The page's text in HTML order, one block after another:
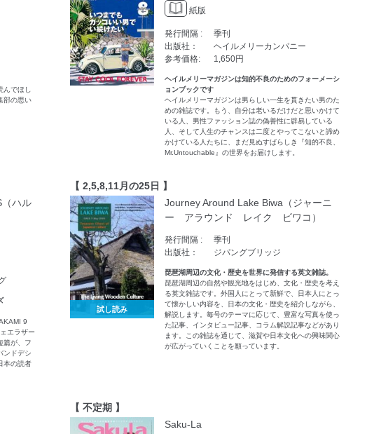
でほし
部の思い
紙版
発行間隔 :
季刊
出版社：
ヘイルメリーカンパニー
参考価格:
1,650円
ヘイルメリーマガジンは知的不良のためのフォーメーシ
ョンブックです
ヘイルメリーマガジンは男らしい一生を貫きたい男のた
めの雑誌です。もう、自分は老いるだけだと思いかけて
いる人、男性ファッション誌の偽善性に辟易している
人、そして人生のチャンスは二度とやってこないと諦め
かけている人たちに、まだ見ぬすばらしき『知的不良、
Mr.Untouchable』の世界をお届けします。
（ハル
9
エラザー
篇が、フ
ンドデシ
本の読者
【 2,5,8,11月の25日 】
試し読み
Journey Around Lake Biwa（ジャーニ
ー アラウンド レイク ビワコ）
発行間隔 :
季刊
出版社：
ジパングブリッジ
琵琶湖周辺の文化・歴史を世界に発信する英文雑誌。
琵琶湖周辺の自然や観光地をはじめ、文化・歴史を考え
る英文雑誌です。外国人にとって新鮮で、日本人にとっ
て懐かしい内容を、日本の文化・歴史を紹介しながら、
解説します。毎号のテーマに応じて、豊富な写真を使っ
た記事、インタビュー記事、コラム解説記事などがあり
ます。この雑誌を通じて、滋賀や日本文化への興味関心
が広がっていくことを願っています。
【 不定期 】
Saku-La